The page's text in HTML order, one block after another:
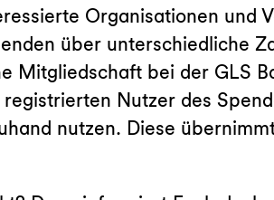
Organisationen und
über unterschiedliche
Mitgliedschaft bei der GLS
Nutzer des
nutzen. Diese